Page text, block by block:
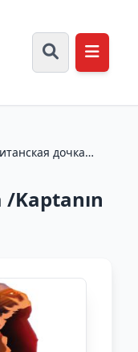
дочка
Kaptanın